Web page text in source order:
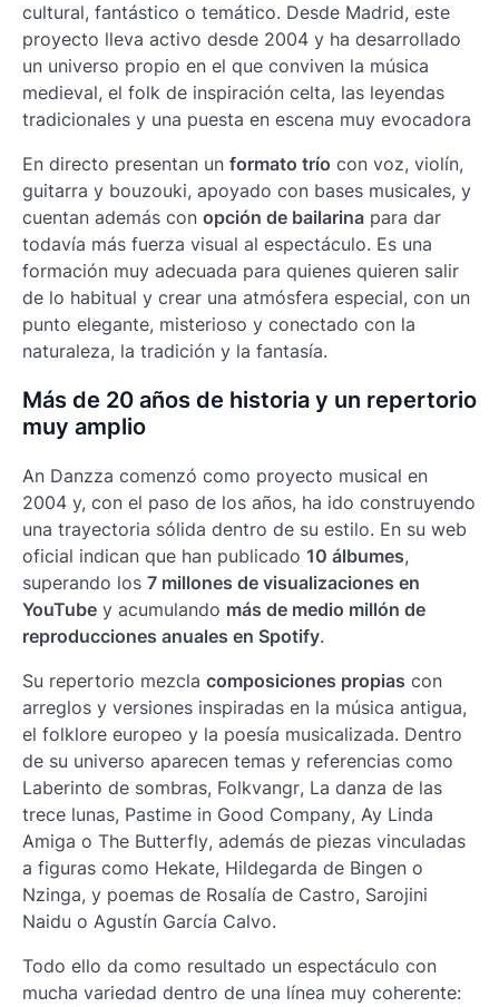
cultural, fantástico o temático. Desde Madrid, este
proyecto lleva activo desde 2004 y ha desarrollado
un universo propio en el que conviven la música
medieval, el folk de inspiración celta, las leyendas
tradicionales y una puesta en escena muy evocadora
En directo presentan un formato trío con voz, violín,
guitarra y bouzouki, apoyado con bases musicales, y
cuentan además con opción de bailarina para dar
todavía más fuerza visual al espectáculo. Es una
formación muy adecuada para quienes quieren salir
de lo habitual y crear una atmósfera especial, con un
punto elegante, misterioso y conectado con la
naturaleza, la tradición y la fantasía.
Más de 20 años de historia y un repertorio
muy amplio
An Danzza comenzó como proyecto musical en
2004 y, con el paso de los años, ha ido construyendo
una trayectoria sólida dentro de su estilo. En su web
oficial indican que han publicado 10 álbumes,
superando los 7 millones de visualizaciones en
YouTube y acumulando más de medio millón de
reproducciones anuales en Spotify.
Su repertorio mezcla composiciones propias con
arreglos y versiones inspiradas en la música antigua,
el folklore europeo y la poesía musicalizada. Dentro
de su universo aparecen temas y referencias como
Laberinto de sombras, Folkvangr, La danza de las
trece lunas, Pastime in Good Company, Ay Linda
Amiga o The Butterfly, además de piezas vinculadas
a figuras como Hekate, Hildegarda de Bingen o
Nzinga, y poemas de Rosalía de Castro, Sarojini
Naidu o Agustín García Calvo.
Todo ello da como resultado un espectáculo con
mucha variedad dentro de una línea muy coherente: